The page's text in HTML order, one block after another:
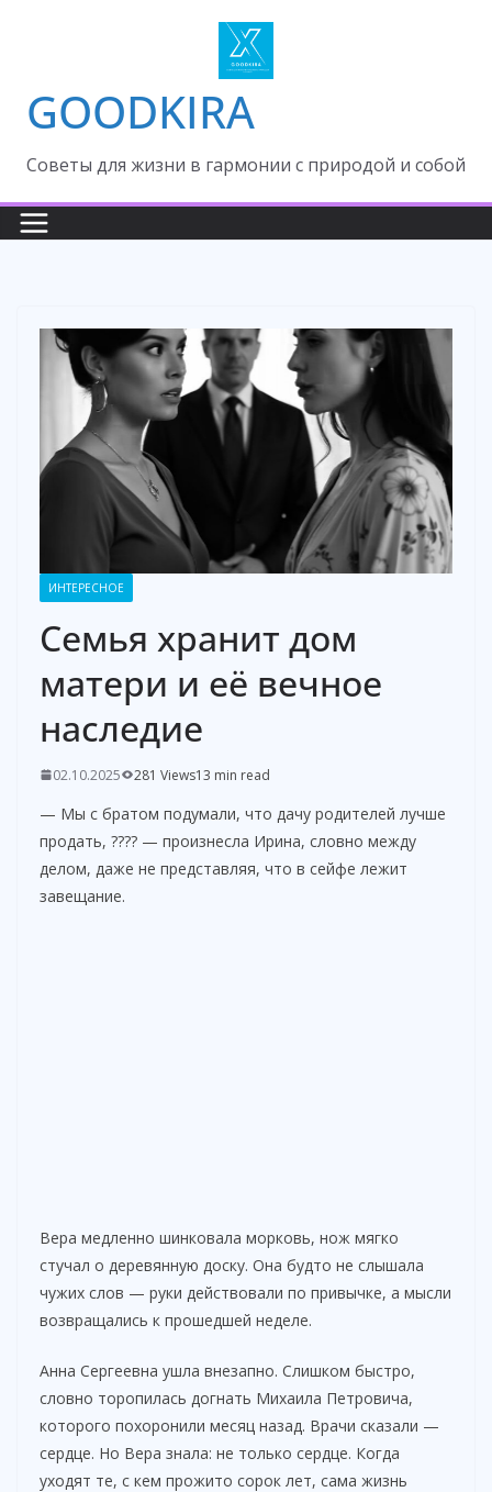
GOODKIRA
Cоветы для жизни в гармонии с природой и собой
ИНТЕРЕСНОЕ
Семья хранит дом
матери и её вечное
наследие
02.10.2025 281 Views13 min read
— Мы с братом подумали, что дачу родителей лучше
продать, ???? — произнесла Ирина, словно между
делом, даже не представляя, что в сейфе лежит
завещание.
Вера медленно шинковала морковь, нож мягко
стучал о деревянную доску. Она будто не слышала
чужих слов — руки действовали по привычке, а мысли
возвращались к прошедшей неделе.
Анна Сергеевна ушла внезапно. Слишком быстро,
словно торопилась догнать Михаила Петровича,
которого похоронили месяц назад. Врачи сказали —
сердце. Но Вера знала: не только сердце. Когда
уходят те, с кем прожито сорок лет, сама жизнь